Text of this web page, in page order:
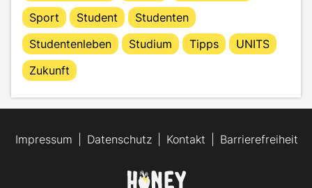
Sport
Student
Studenten
Studentenleben
Studium Tipps
UNITS
Zukunft
Impressum Datenschutz Kontakt Barrierefreiheit